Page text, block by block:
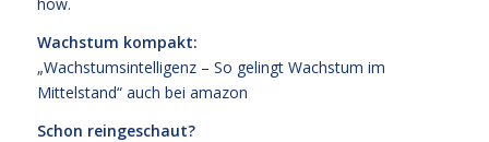
Wachstum kompakt:
„Wachstumsintelligenz – So gelingt Wachstum im
Mittelstand“auch bei amazon
Schon reingeschaut?